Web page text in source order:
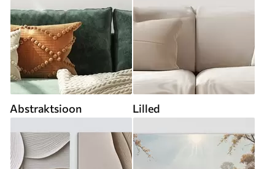
Abstraktsioon Lilled